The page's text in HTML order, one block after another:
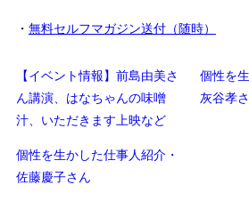
・ 無料セルフマガジン送付（随時）
【イベント情報】前島由美さ
ん講演、はなちゃんの味噌
汁、いただきます上映など
個性を
灰谷孝
個性を生かした仕事人紹介・
佐藤慶子さん